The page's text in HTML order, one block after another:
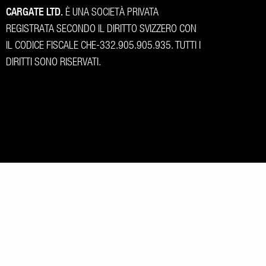
CARGATE LTD. È UNA SOCIETÀ PRIVATA
REGISTRATA SECONDO IL DIRITTO SVIZZERO CON
IL CODICE FISCALE CHE-332.905.905.935. TUTTI I
DIRITTI SONO RISERVATI.